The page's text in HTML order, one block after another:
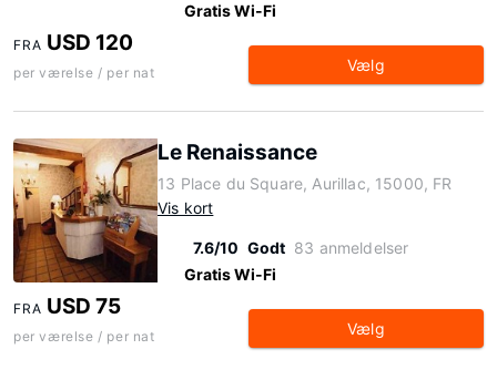
Gratis Wi-Fi
FRA USD 120
per værelse / per nat Vælg
Le Renaissance
13 Place du Square, Aurillac, 15000, FR
Vis kort
7.6/10 Godt 83 anmeldelser
Gratis Wi-Fi
FRA USD 75
per værelse / per nat Vælg